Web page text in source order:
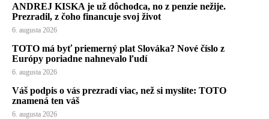
ANDREJ KISKA je už dôchodca, no z penzie nežije.
Prezradil, z čoho financuje svoj život
6. augusta 2026
TOTO má byť priemerný plat Slováka? Nové číslo z
Európy poriadne nahnevalo ľudí
6. augusta 2026
Váš podpis o vás prezradí viac, než si myslíte: TOTO
znamená ten váš
6. augusta 2026